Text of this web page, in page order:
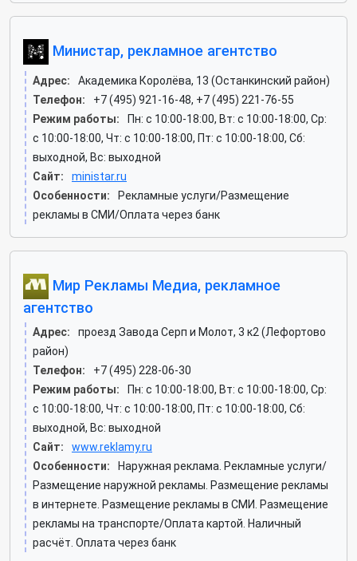
Министар, рекламное агентство
Адрес:
Академика Королёва, 13 (Останкинский район)
Телефон:
+7 (495) 921-16-48, +7 (495) 221-76-55
Режим работы:
Пн: c 10:00-18:00, Вт: c 10:00-18:00, Ср:
c 10:00-18:00, Чт: c 10:00-18:00, Пт: c 10:00-18:00, Сб:
выходной, Вс: выходной
Сайт:
ministar.ru
Особенности:
Рекламные услуги/Размещение
рекламы в СМИ/Оплата через банк
Мир Рекламы Медиа, рекламное
агентство
Адрес:
проезд Завода Серп и Молот, 3 к2 (Лефортово
район)
Телефон:
+7 (495) 228-06-30
Режим работы:
Пн: c 10:00-18:00, Вт: c 10:00-18:00, Ср:
c 10:00-18:00, Чт: c 10:00-18:00, Пт: c 10:00-18:00, Сб:
выходной, Вс: выходной
Сайт:
www.reklamy.ru
Особенности:
Наружная реклама. Рекламные услуги/
Размещение наружной рекламы. Размещение рекламы
в интернете. Размещение рекламы в СМИ. Размещение
рекламы на транспорте/Оплата картой. Наличный
расчёт. Оплата через банк